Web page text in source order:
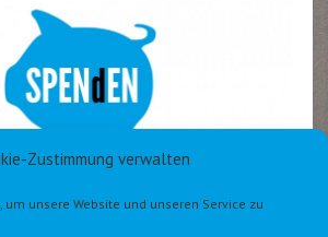
Zustimmung verwalten
um unsere Website und unseren Service zu